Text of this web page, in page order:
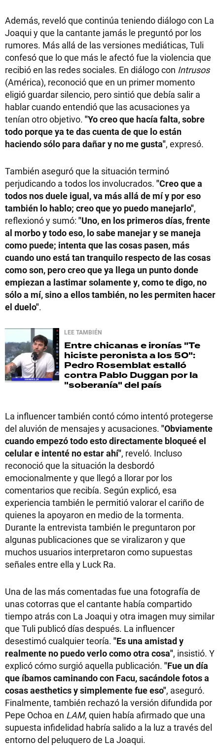
Además, reveló que continúa teniendo diálogo con La
Joaqui y que la cantante jamás le preguntó por los
rumores. Más allá de las versiones mediáticas, Tuli
confesó que lo que más le afectó fue la violencia que
recibió en las redes sociales. En diálogo con Intrusos
(América), reconoció que en un primer momento
eligió guardar silencio, pero sintió que debía salir a
hablar cuando entendió que las acusaciones ya
tenían otro objetivo. "Yo creo que hacía falta, sobre
todo porque ya te das cuenta de que lo están
haciendo sólo para dañar y no me gusta", expresó.
También aseguró que la situación terminó
perjudicando a todos los involucrados. "Creo que a
todos nos duele igual, va más allá de mí y por eso
también lo hablo; creo que yo puedo manejarlo",
reflexionó y sumó: "Uno, en los primeros días, frente
al morbo y todo eso, lo sabe manejar y se maneja
como puede; intenta que las cosas pasen, más
cuando uno está tan tranquilo respecto de las cosas
como son, pero creo que ya llega un punto donde
empiezan a lastimar solamente y, como te digo, no
sólo a mí, sino a ellos también, no les permiten hacer
el duelo".
LEE TAMBIÉN
Entre chicanas e ironías "Te
hiciste peronista a los 50":
Pedro Rosemblat estalló
contra Pablo Duggan por la
"soberanía" del país
La influencer también contó cómo intentó protegerse
del aluvión de mensajes y acusaciones. "Obviamente
cuando empezó todo esto directamente bloqueé el
celular e intenté no estar ahí", reveló. Incluso
reconoció que la situación la desbordó
emocionalmente y que llegó a llorar por los
comentarios que recibía. Según explicó, esa
experiencia también le permitió valorar el cariño de
quienes la apoyaron en medio de la tormenta.
Durante la entrevista también le preguntaron por
algunas publicaciones que se viralizaron y que
muchos usuarios interpretaron como supuestas
señales entre ella y Luck Ra.
Una de las más comentadas fue una fotografía de
unas cotorras que el cantante había compartido
tiempo atrás con La Joaqui y otra imagen muy similar
que Tuli publicó días después. La influencer
desestimó cualquier teoría. "Es una amistad y
realmente no puedo verlo como otra cosa", insistió. Y
explicó cómo surgió aquella publicación. "Fue un día
que íbamos caminando con Facu, sacándole fotos a
cosas aesthetics y simplemente fue eso", aseguró.
Finalmente, también rechazó la versión difundida por
Pepe Ochoa en LAM, quien había afirmado que una
supuesta infidelidad habría salido a la luz a través del
entorno del peluquero de La Joaqui.